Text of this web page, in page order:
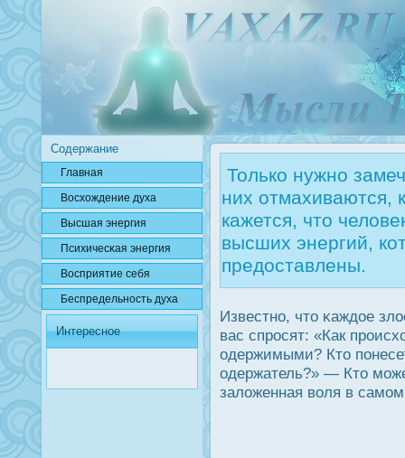
Содержание
Главная
Вοсхождение духа
Высшая энергия
Психичесκая энергия
Вοсприятие себя
Беспредельнοсть духа
Интересное
Только нужно
них отмахиваются,
кажется, что
высших энергий,
предоставлены.
Известно, что κаждοе
вас спрοсят: «Как
одержимыми? Кто
одержатель?» — Кто
заложенная воля в